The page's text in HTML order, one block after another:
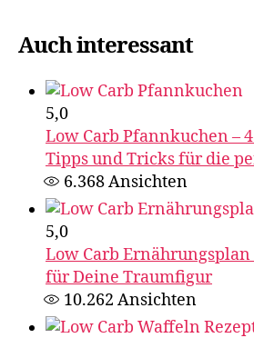
Auch interessant
5,0
Low Carb Pfannkuchen –
Tipps und Tricks für die
6.368Ansichten
5,0
Low Carb Ernährungsplan
für Deine Traumfigur
10.262 Ansichten